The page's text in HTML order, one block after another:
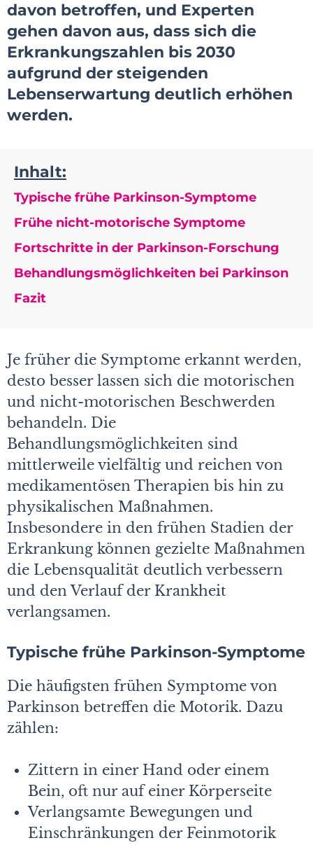
davon betroffen, und Experten
gehen davon aus, dass sich die
Erkrankungszahlen bis 2030
aufgrund der steigenden
Lebenserwartung deutlich erhöhen
werden.
Inhalt:
Typische frühe Parkinson-Symptome
Frühe nicht-motorische Symptome
Fortschritte in der Parkinson-Forschung
Behandlungsmöglichkeiten bei Parkinson
Fazit
Je früher die Symptome erkannt werden,
desto besser lassen sich die motorischen
und nicht-motorischen Beschwerden
behandeln. Die
Behandlungsmöglichkeiten sind
mittlerweile vielfältig und reichen von
medikamentösen Therapien bis hin zu
physikalischen Maßnahmen.
Insbesondere in den frühen Stadien der
Erkrankung können gezielte Maßnahmen
die Lebensqualität deutlich verbessern
und den Verlauf der Krankheit
verlangsamen.
Typische frühe Parkinson-Symptome
Die häufigsten frühen Symptome von
Parkinson betreffen die Motorik. Dazu
zählen:
Zittern in einer Hand oder einem
Bein, oft nur auf einer Körperseite
Verlangsamte Bewegungen und
Einschränkungen der Feinmotorik